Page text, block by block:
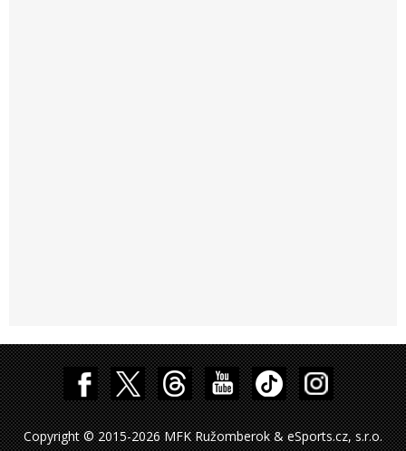
Copyright © 2015-2026 MFK Ružomberok & eSports.cz, s.r.o.